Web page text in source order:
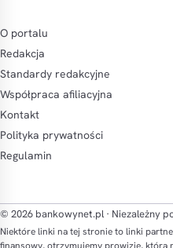
O portalu
Redakcja
Standardy redakcyjne
Współpraca afiliacyjna
Kontakt
Polityka prywatności
Regulamin
© 2026 bankowynet.pl · Niezależny
Niektóre linki na tej stronie to linki
finansowy, otrzymujemy prowizję, która